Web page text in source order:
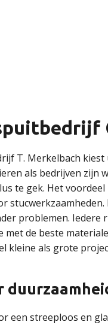
T. Merkelbach
als bedrijven zijn
te gek. Het
problemen.
met de beste
kleine als grote
een streeploos en